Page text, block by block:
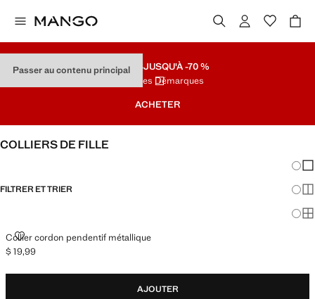
Passer au contenu principal
SOLDESJUSQU'À -70 %
Dernières Démarques
ACHETER
COLLIERS DE FILLE
FILTRER ET TRIER
Collier cordon pendentif métallique
COLLIER CORDON PENDENTIF MÉTALLIQUE
Prix actuel [$ 19,99 ]
$ 19,99
AJOUTER